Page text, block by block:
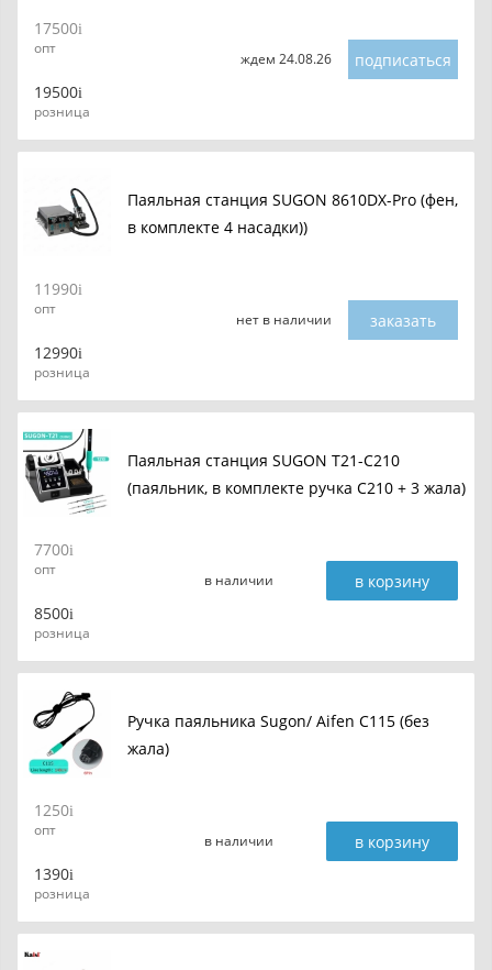
17500
опт
19500
розница
ждем 24.08.26 подписаться
Паяльная станция SUGON 8610DX-Pro (фен,
в комплекте 4 насадки))
11990
опт
12990
розница
нет в наличии заказать
Паяльная станция SUGON T21-C210
(паяльник, в комплекте ручка С210 + 3 жала)
7700
опт
8500
розница
в наличии в корзину
Ручка паяльника Sugon/ Aifen C115 (без
жала)
1250
опт
1390
розница
в наличии в корзину